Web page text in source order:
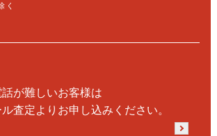
く
話が難しいお客様は
ル査定よりお申し込みください。